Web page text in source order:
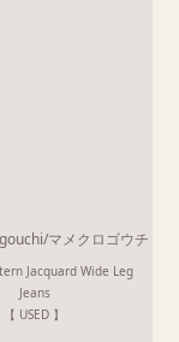
マメクロゴウチ
Jacquard Wide Leg
Jeans
【 USED 】